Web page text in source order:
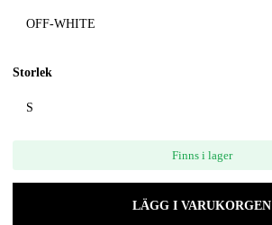
Storlek
Finns i lager
LÄGG I VARUKORGEN